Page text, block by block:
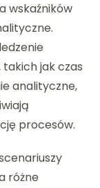
wskaźników
jak czas
analityczne,
procesów.
różne